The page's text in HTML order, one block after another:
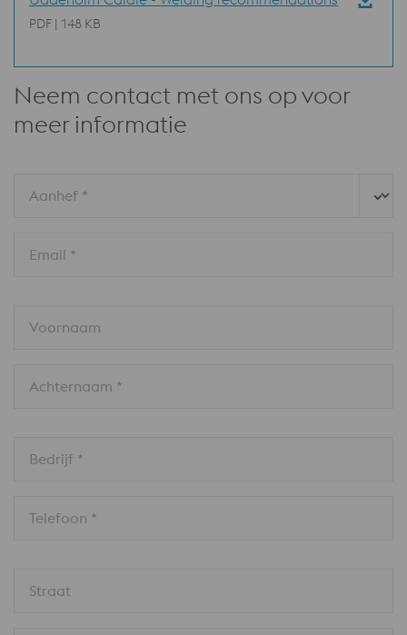
PDF | 148 KB
Neem contact met ons op voor
meer informatie
Aanhef *
Email *
Voornaam
Achternaam *
Bedrijf *
Telefoon *
Straat